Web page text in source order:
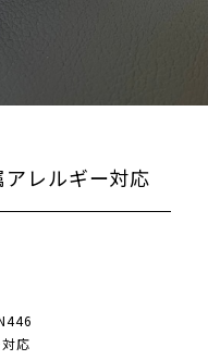
レルギー対応
応